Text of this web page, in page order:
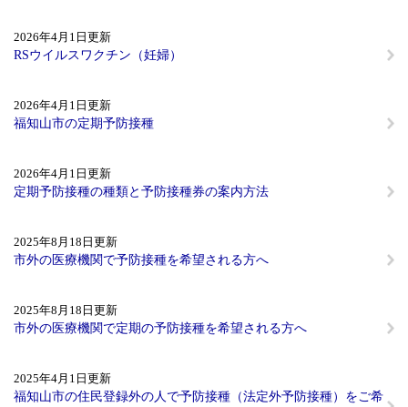
2026年4月1日更新
RSウイルスワクチン（妊婦）
2026年4月1日更新
福知山市の定期予防接種
2026年4月1日更新
定期予防接種の種類と予防接種券の案内方法
2025年8月18日更新
市外の医療機関で予防接種を希望される方へ
2025年8月18日更新
市外の医療機関で定期の予防接種を希望される方へ
2025年4月1日更新
福知山市の住民登録外の人で予防接種（法定外予防接種）をご希